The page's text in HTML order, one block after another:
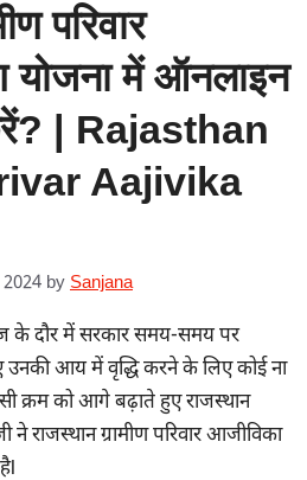
परिवार
में ऑनलाइन
| Rajasthan
Aajivika
by Sanjana
दौर में सरकार समय-समय पर
उनकी आय में वृद्धि करने के लिए कोई ना
क्रम को आगे बढ़ाते हुए राजस्थान
राजस्थान ग्रामीण परिवार आजीविका